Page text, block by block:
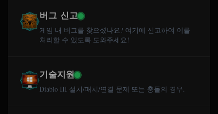
버그 신고
게임 내 버그를 찾으셨나요? 여기에 신고하여 이를
처리할 수 있도록 도와주세요!
기술지원
Diablo III 설치/패치/연결 문제 또는 충돌의 경우.